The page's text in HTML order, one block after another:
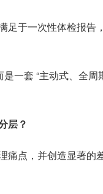
于一次性体检报告
套 “主动式、全周
层？
点，并创造显著的差